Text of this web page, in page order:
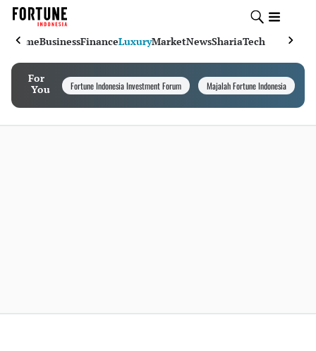
HomeBusinessFinanceLuxuryMarketNewsShariaTech
For
You
Fortune Indonesia Investment Forum Majalah Fortune Indonesia